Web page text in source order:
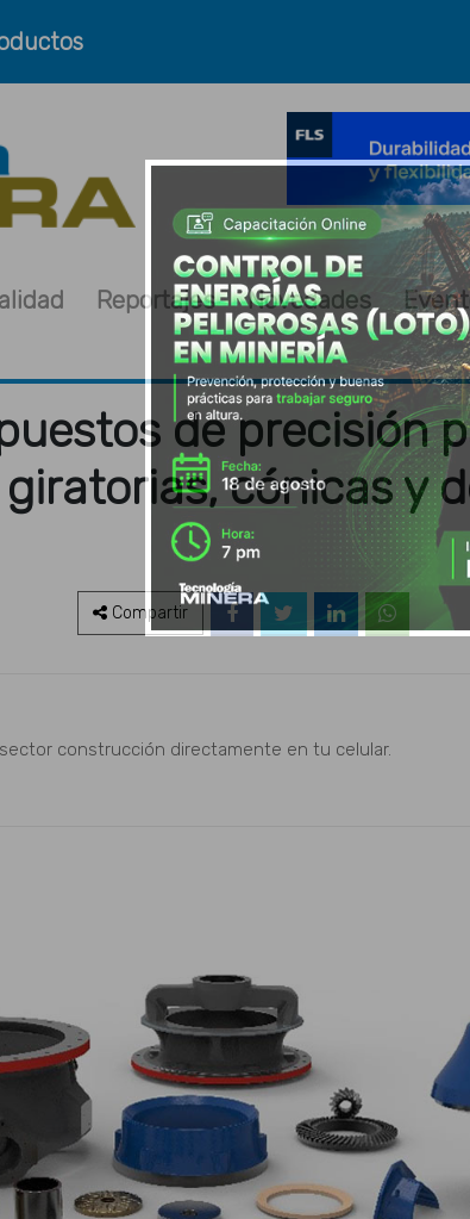
Reportajes Novedades
de precisión
cónicas y
Compartir
construcción directamente en tu celular.